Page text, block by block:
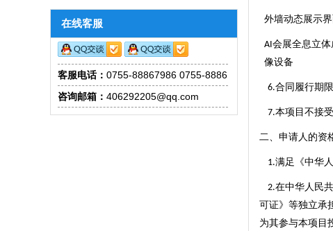
在线客服
客服电话： 0755-88867986 0755-88861830
咨询邮箱： 406292205@qq.com
外墙动态展示
AI会展全息立体
像设备
6.合同履行期
7.本项目不接
二、申请人的资
1.满足《中华
2.在中华人民
可证》等独立承
为其参与本项目